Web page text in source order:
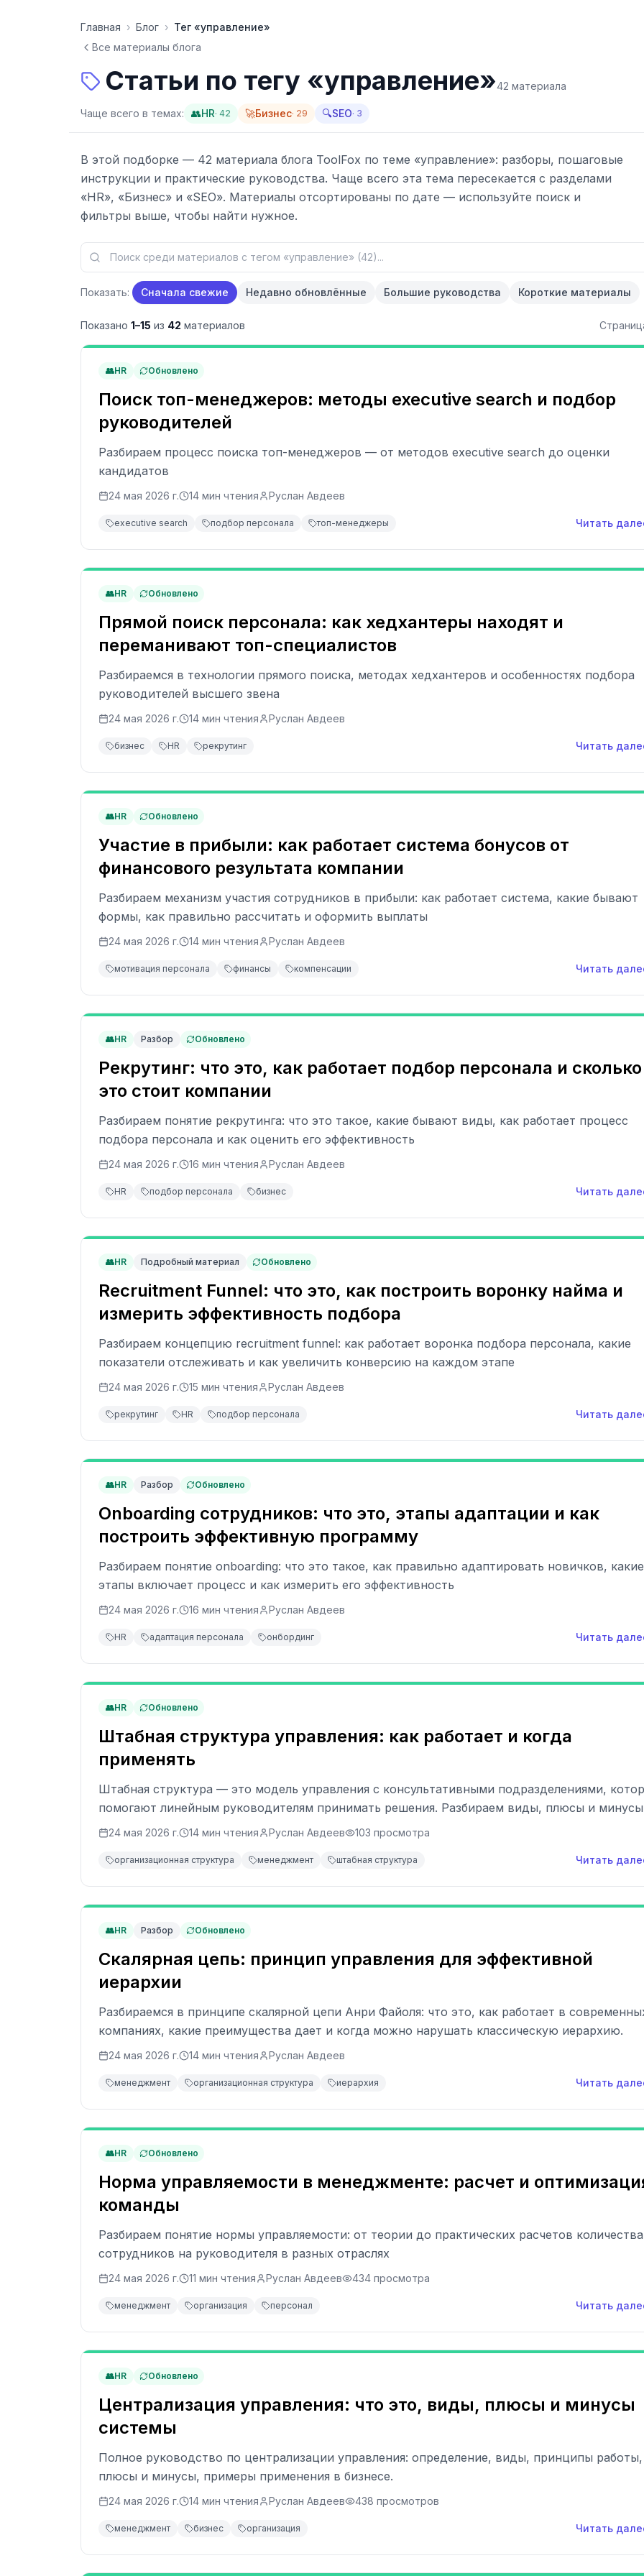
Главная › Блог › Тег «управление»
Все материалы блога
Статьи по тегу «управление»42 материала
Чаще всего в темах: 👥HR· 42 🚀Бизнес· 29 🔍SEO· 3
В этой подборке — 42 материала блога ToolFox по теме «управление»: разборы, пошаговые
инструкции и практические руководства. Чаще всего эта тема пересекается с разделами
«HR», «Бизнес» и «SEO». Материалы отсортированы по дате — используйте поиск и
фильтры выше, чтобы найти нужное.
Показать: Сначала свежие Недавно обновлённые Большие руководства Короткие материалы
Показано 1–15 из 42 материалов
👥HR Обновлено
Поиск топ-менеджеров: методы executive search и подбор
руководителей
Разбираем процесс поиска топ-менеджеров — от методов executive search до оценки
кандидатов
24 мая 2026 г. 14 мин чтения Руслан Авдеев
executive search подбор персонала топ-менеджеры Читать
👥HR Обновлено
Прямой поиск персонала: как хедхантеры находят и
переманивают топ-специалистов
Разбираемся в технологии прямого поиска, методах хедхантеров и особенностях подбора
руководителей высшего звена
24 мая 2026 г. 14 мин чтения Руслан Авдеев
бизнес HR рекрутинг Читать
👥HR Обновлено
Участие в прибыли: как работает система бонусов от
финансового результата компании
Разбираем механизм участия сотрудников в прибыли: как работает система, какие бывают
формы, как правильно рассчитать и оформить выплаты
24 мая 2026 г. 14 мин чтения Руслан Авдеев
мотивация персонала финансы компенсации Читать
👥HR Разбор Обновлено
Рекрутинг: что это, как работает подбор персонала и сколько
это стоит компании
Разбираем понятие рекрутинга: что это такое, какие бывают виды, как работает процесс
подбора персонала и как оценить его эффективность
24 мая 2026 г. 16 мин чтения Руслан Авдеев
HR подбор персонала бизнес Читать
👥HR Подробный материал Обновлено
Recruitment Funnel: что это, как построить воронку найма и
измерить эффективность подбора
Разбираем концепцию recruitment funnel: как работает воронка подбора персонала, какие
показатели отслеживать и как увеличить конверсию на каждом этапе
24 мая 2026 г. 15 мин чтения Руслан Авдеев
рекрутинг HR подбор персонала Читать
👥HR Разбор Обновлено
Onboarding сотрудников: что это, этапы адаптации и как
построить эффективную программу
Разбираем понятие onboarding: что это такое, как правильно адаптировать новичков, какие
этапы включает процесс и как измерить его эффективность
24 мая 2026 г. 16 мин чтения Руслан Авдеев
HR адаптация персонала онбординг Читать
👥HR Обновлено
Штабная структура управления: как работает и когда
применять
Штабная структура — это модель управления с консультативными подразделениями,
помогают линейным руководителям принимать решения. Разбираем виды, плюсы и
24 мая 2026 г. 14 мин чтения Руслан Авдеев 103 просмотра
организационная структура менеджмент штабная структура Читать
👥HR Разбор Обновлено
Скалярная цепь: принцип управления для эффективной
иерархии
Разбираемся в принципе скалярной цепи Анри Файоля: что это, как работает в
компаниях, какие преимущества дает и когда можно нарушать классическую иерархию.
24 мая 2026 г. 14 мин чтения Руслан Авдеев
менеджмент организационная структура иерархия Читать
👥HR Обновлено
Норма управляемости в менеджменте: расчет и
команды
Разбираем понятие нормы управляемости: от теории до практических расчетов количества
сотрудников на руководителя в разных отраслях
24 мая 2026 г. 11 мин чтения Руслан Авдеев 434 просмотра
менеджмент организация персонал Читать
👥HR Обновлено
Централизация управления: что это, виды, плюсы и минусы
системы
Полное руководство по централизации управления: определение, виды, принципы работы,
плюсы и минусы, примеры применения в бизнесе.
24 мая 2026 г. 14 мин чтения Руслан Авдеев 438 просмотров
менеджмент бизнес организация Читать